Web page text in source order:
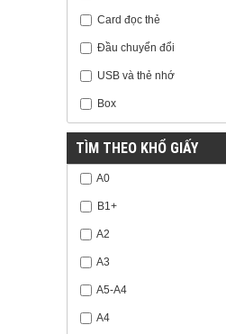
Card đọc thẻ
Đầu chuyển đổi
USB và thẻ nhớ
Box
TÌM THEO KHỔ GIẤY
A0
B1+
A2
A3
A5-A4
A4